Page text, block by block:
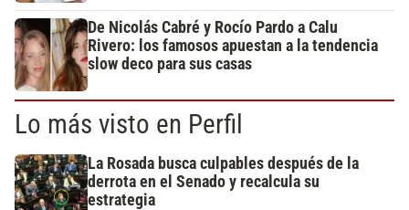
De Nicolás Cabré y Rocío Pardo a Calu
Rivero: los famosos apuestan a la tendencia
slow deco para sus casas
Lo más visto en Perfil
La Rosada busca culpables después de la
derrota en el Senado y recalcula su
estrategia